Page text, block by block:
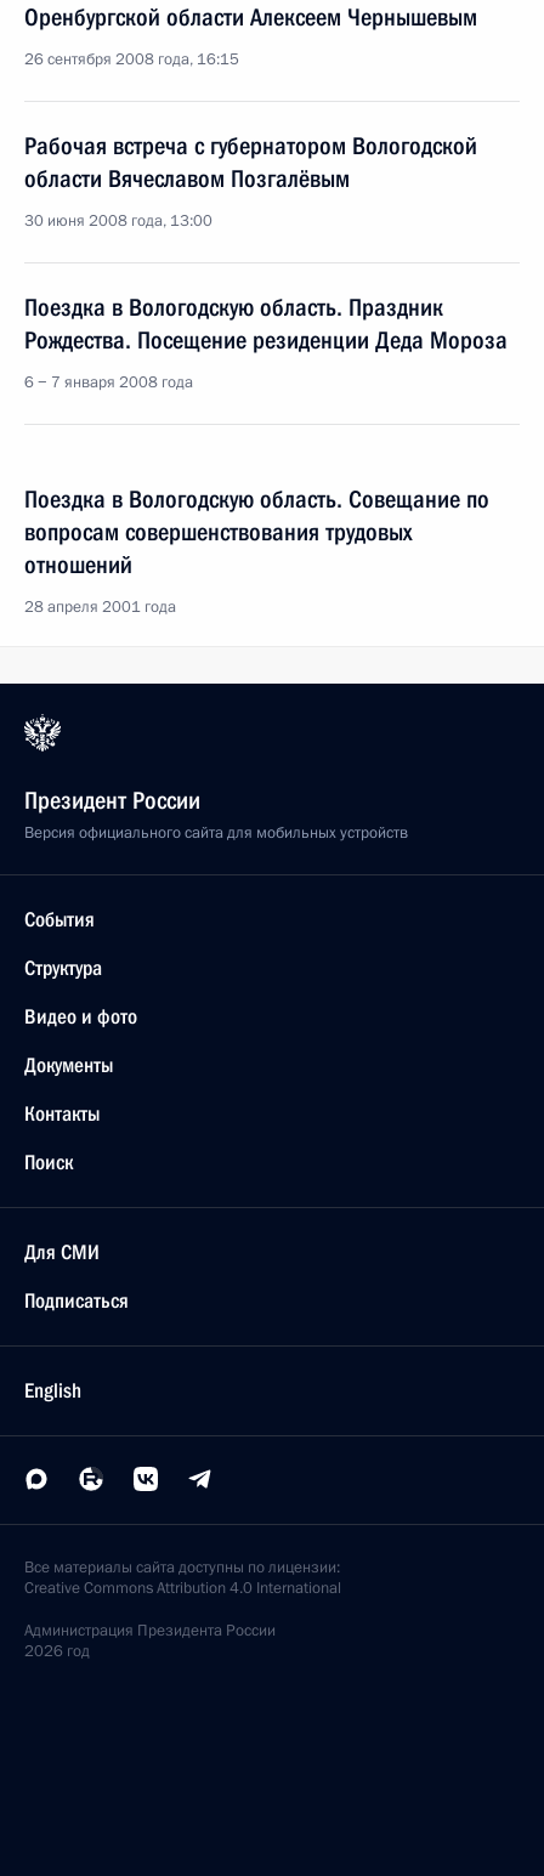
Оренбургской области Алексеем Чернышевым
26 сентября 2008 года, 16:15
Рабочая встреча с губернатором Вологодской
области Вячеславом Позгалёвым
30 июня 2008 года, 13:00
Поездка в Вологодскую область. Праздник
Рождества. Посещение резиденции Деда Мороза
6 − 7 января 2008 года
Поездка в Вологодскую область. Совещание по
вопросам совершенствования трудовых
отношений
28 апреля 2001 года
Президент России
Версия официального сайта для мобильных устройств
События
Структура
Видео и фото
Документы
Контакты
Поиск
Для СМИ
Подписаться
English
Все материалы сайта доступны по лицензии:
Creative Commons Attribution 4.0 International
Администрация Президента России
2026 год